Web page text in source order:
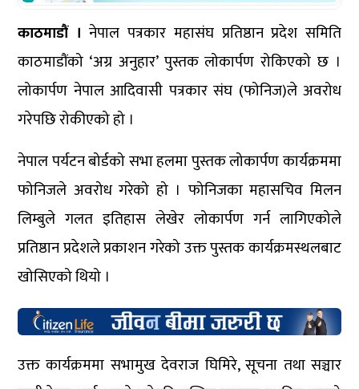
काठमाडौं । नेपाल पत्रकार महासंघ प्रतिष्ठान प्रदेश समिति
काठमाडौंको ‘अग्र अनुहार’ पुस्तक लोकार्पण रोकिएको छ ।
लोकार्पण नेपाल आदिवासी पत्रकार संघ (फोनिज)ले अवरोध
गरेपछि रोकीएको हो ।
नेपाल पर्यटन बोर्डको सभा हलमा पुस्तक लोकार्पण कार्यक्रममा
फोनिजले अवरोध गरेको हो । फोनिजका महासचिव मिलन
लिम्बुले गलत इतिहास लेखेर लोकार्पण गर्न लागिएकोले
प्रतिष्ठान प्रदेशले प्रकाशन गरेको उक्त पुस्तक कार्यक्रमस्थलबाट
खोसिएको थियो ।
उक्त कार्यक्रममा सभामुख देवराज घिमिरे, सूचना तथा सञ्चार